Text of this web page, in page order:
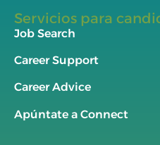
Servicios para
Job Search
Career Support
Career Advice
Apúntate a Connect